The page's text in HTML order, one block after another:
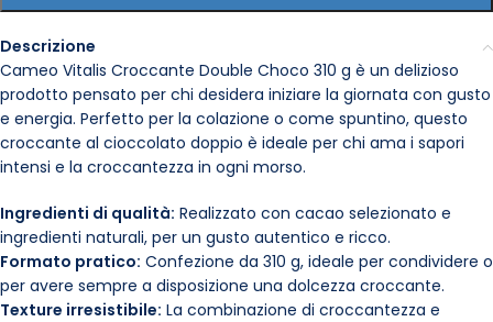
Descrizione
Cameo Vitalis Croccante Double Choco 310 g è un delizioso
prodotto pensato per chi desidera iniziare la giornata con gusto
e energia. Perfetto per la colazione o come spuntino, questo
croccante al cioccolato doppio è ideale per chi ama i sapori
intensi e la croccantezza in ogni morso.
Ingredienti di qualità: Realizzato con cacao selezionato e
ingredienti naturali, per un gusto autentico e ricco.
Formato pratico: Confezione da 310 g, ideale per condividere o
per avere sempre a disposizione una dolcezza croccante.
Texture irresistibile: La combinazione di croccantezza e